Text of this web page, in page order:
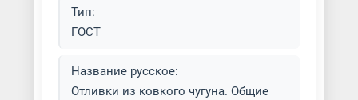
Литье под давлением
Литье чугуна
Тип:
ГОСТ
Название русское:
Отливки из ковкого чугуна. Общие